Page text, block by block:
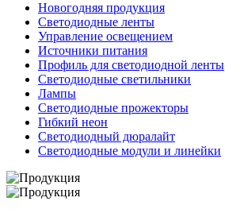
Новогодняя продукция
Светодиодные ленты
Управление освещением
Источники питания
Профиль для светодиодной ленты
Светодиодные светильники
Лампы
Светодиодные прожекторы
Гибкий неон
Светодиодный дюралайт
Светодиодные модули и линейки